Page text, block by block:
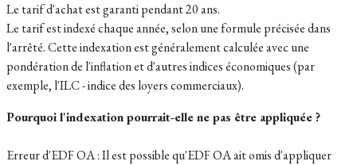
Le tarif d'achat est garanti pendant 20 ans.
Le tarif est indexé chaque année, selon une formule précisée dans
l'arrêté. Cette indexation est généralement calculée avec une
pondération de l'inflation et d'autres indices économiques (par
exemple, l'ILC - indice des loyers commerciaux).
Pourquoi l'indexation pourrait-elle ne pas être appliquée ?
Erreur d'EDF OA : Il est possible qu'EDF OA ait omis d'appliquer